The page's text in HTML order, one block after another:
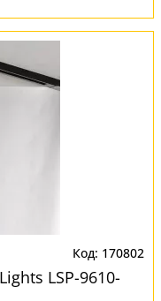
170802
LSP-9610-